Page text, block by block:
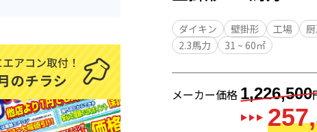
ダイキン 壁掛形 工場
2.3馬力
31 ~ 60㎡
メーカー価格 1,226,500